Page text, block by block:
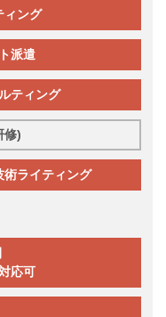
ィング
派遣
ティング
修)
術ライティング
応可